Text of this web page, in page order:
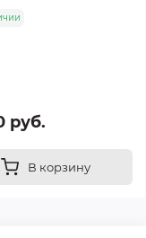
руб.
В корзину